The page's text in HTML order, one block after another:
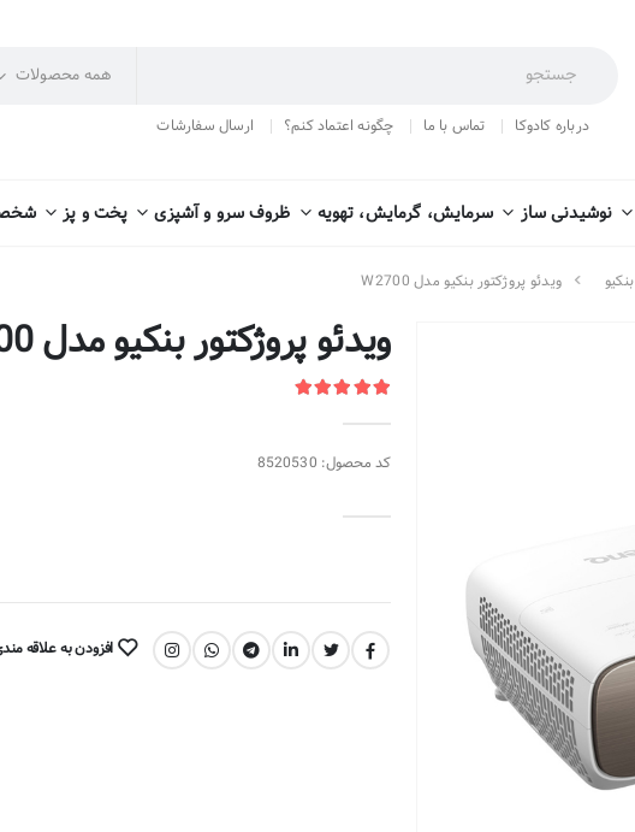
درباره کادوکا تماس با ما چگونه اعتماد کنم؟ ارسال سفارشات
نوشیدنی ساز سرمایش، گرمایش، تهویه ظروف سرو و آشپزی پخت و پز
بنکیو ویدئو پروژکتور بنکیو مدل W2700
ویدئو پروژکتور بنکیو مدل W2700
کد محصول: 8520530
اشتراک گذاری: افزودن به علاقه